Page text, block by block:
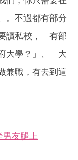
。不過都有部分
讀私校，「有部
大學？」、「大
兼職，有去到這
男友腿上